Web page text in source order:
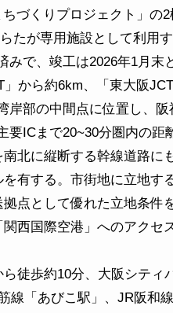
づくりプロジェクト」の
たが専用施設として利用
で、竣工は2026年1月末
から約6km、「東大阪
岸部の中間点に位置し、
要ICまで20~30分圏内の
北に縦断する幹線道路に
有する。市街地に立地す
点として優れた立地条件
西国際空港」へのアクセ
徒歩約10分、大阪シティ
線「あびこ駅」、JR阪和